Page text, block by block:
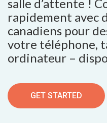
salle d’attente !
rapidement avec
canadiens pour
votre téléphone,
ordinateur –
GET STARTED